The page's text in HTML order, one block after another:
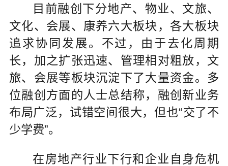
目前融创下分地产、物业、文旅、
文化、会展、康养六大板块，各大板块
追求协同发展。不过，由于去化周期
长，加之扩张迅速、管理相对粗放，文
旅、会展等板块沉淀下了大量资金。多
位融创方面的人士总结称，融创新业务
布局广泛，试错空间很大，但也“交了不
少学费”。
在房地产行业下行和企业自身危机